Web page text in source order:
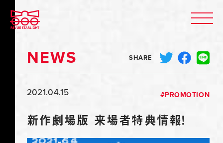
NEWS SHARE
2021.04.15 PROMOTION
新作劇場版 来場者特典情報！